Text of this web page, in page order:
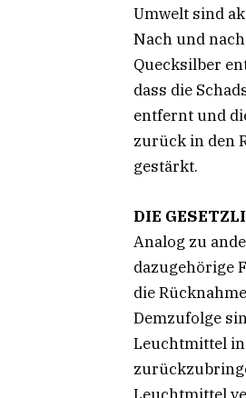
Umwelt sind
Nach und
Quecksilber
dass die
entfernt und
zurück in den
gestärkt.
DIE
Analog zu
dazugehörige
die
Demzufolge
Leuchtmittel in